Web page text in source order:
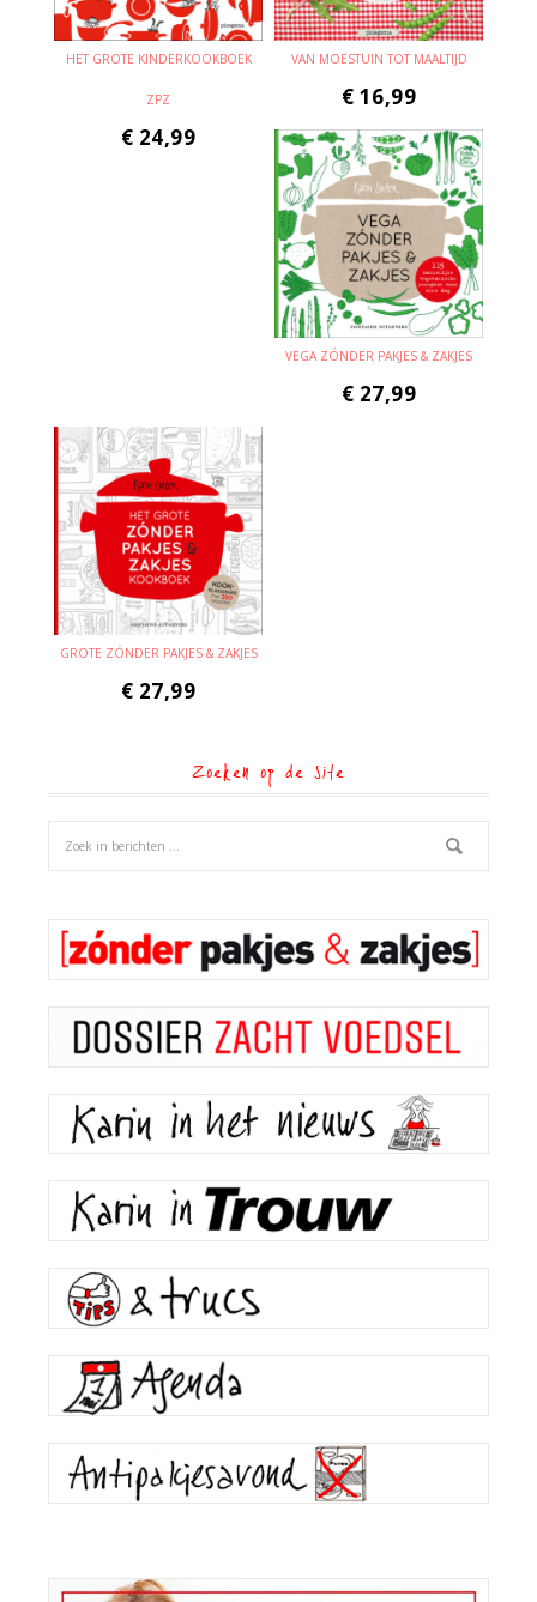
HET GROTE KINDERKOOKBOEK
ZPZ
€ 24,99
VAN MOESTUIN TOT MAALTIJD
€ 16,99
VEGA ZÓNDER PAKJES & ZAKJES
€ 27,99
GROTE ZÓNDER PAKJES & ZAKJES
€ 27,99
Zoeken op de site